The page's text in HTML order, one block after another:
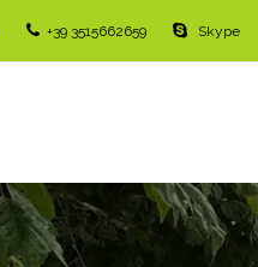
+39 3515662659 Skype